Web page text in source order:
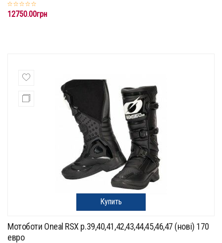
12750.00грн
Купить
Мотоботи Oneal RSX p.39,40,41,42,43,44,45,46,47 (нові) 170
евро